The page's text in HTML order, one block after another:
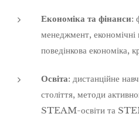
Економіка та фінанси:
менеджмент, економічні
поведінкова економіка,
Освіта: дистанційне
століття, методи
STEAM-освіти та